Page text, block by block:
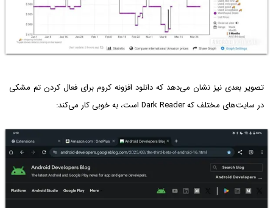
تصویر بعدی نیز نشان می‌دهد که دانلود افزونه کروم برای فعال کردن تم مشکی
در سایت‌های مختلف که Dark Reader است، به خوبی کار می‌کند: